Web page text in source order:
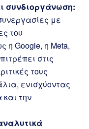
συνδιοργάνωση:
με
του
η Google, η Meta,
στις
τους
ενισχύοντας
και την